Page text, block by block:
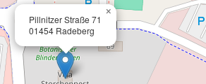
Pillnitzer Straße 71
01454 Radeberg
×